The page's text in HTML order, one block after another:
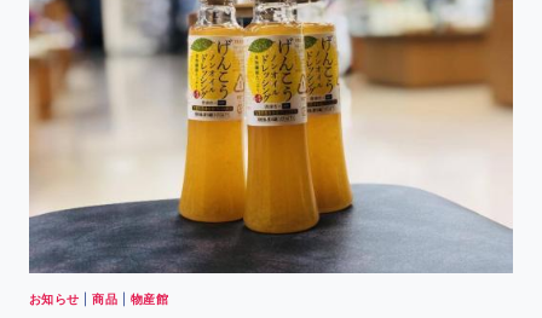
お知らせ |商品 物産館